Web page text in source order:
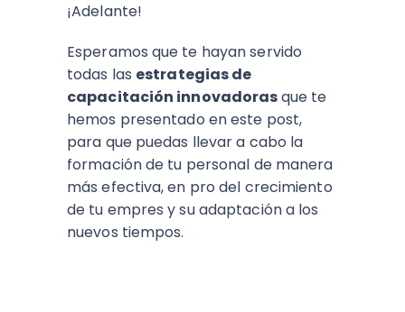
¡Adelante!
Esperamos que te hayan servido
todas las estrategias de
capacitación innovadorasque te
hemos presentado en este post,
para que puedas llevar a cabo la
formación de tu personal de manera
más efectiva, en pro del crecimiento
de tu empres y su adaptación a los
nuevos tiempos.